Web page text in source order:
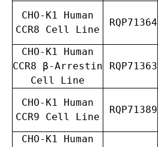
CHO-K1 Human
CCR8 Cell Line
RQP71364
CHO-K1 Human
CCR8 β-Arrestin
Cell Line
RQP71363
CHO-K1 Human
CCR9 Cell Line
RQP71389
CHO-K1 Human